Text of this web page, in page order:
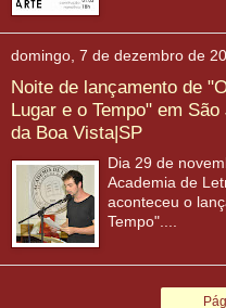
domingo, 7 de dezembro de
Noite de lançamento de
Lugar e o Tempo" em São
da Boa Vista|SP
Dia 29 de
Academia de
aconteceu o
Tempo"....